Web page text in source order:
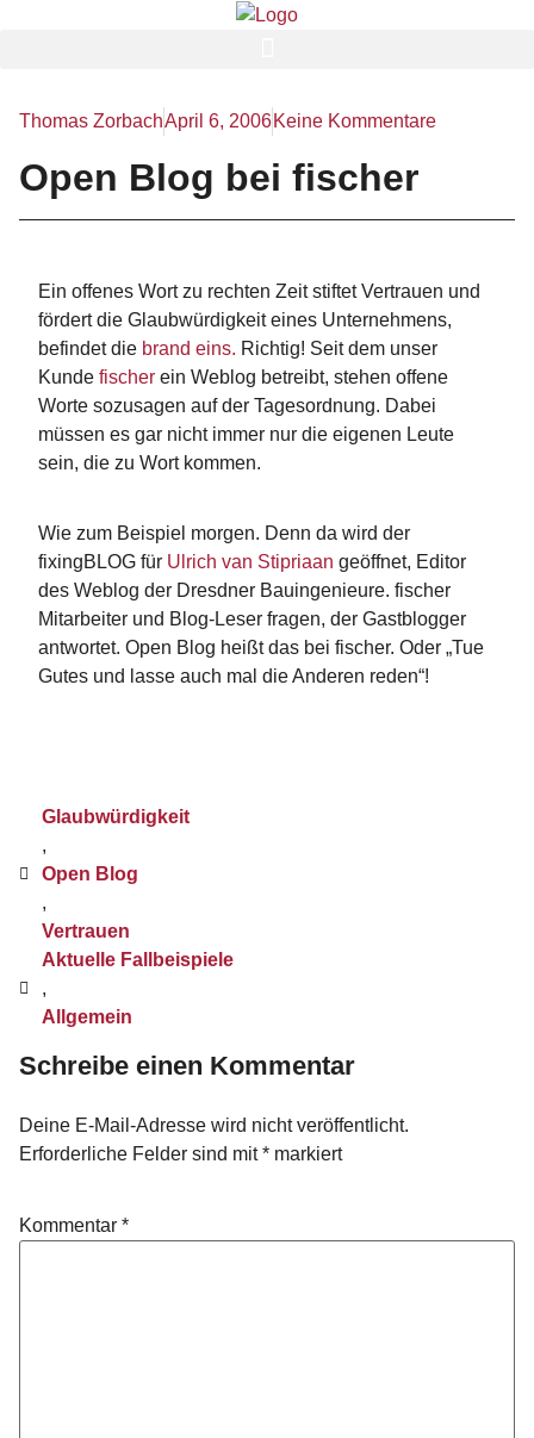
Thomas ZorbachApril 6, 2006Keine Kommentare
Open Blog bei fischer
Ein offenes Wort zu rechten Zeit stiftet Vertrauen und
fördert die Glaubwürdigkeit eines Unternehmens,
befindet die brand eins. Richtig! Seit dem unser
Kunde fischer ein Weblog betreibt, stehen offene
Worte sozusagen auf der Tagesordnung. Dabei
müssen es gar nicht immer nur die eigenen Leute
sein, die zu Wort kommen.
Wie zum Beispiel morgen. Denn da wird der
fixingBLOG für Ulrich van Stipriaan geöffnet, Editor
des Weblog der Dresdner Bauingenieure. fischer
Mitarbeiter und Blog-Leser fragen, der Gastblogger
antwortet. Open Blog heißt das bei fischer. Oder „Tue
Gutes und lasse auch mal die Anderen reden“!
Glaubwürdigkeit
,
Open Blog
,
Vertrauen
Aktuelle Fallbeispiele
,
Allgemein
Schreibe einen Kommentar
Deine E-Mail-Adresse wird nicht veröffentlicht.
Erforderliche Felder sind mit* markiert
Kommentar *